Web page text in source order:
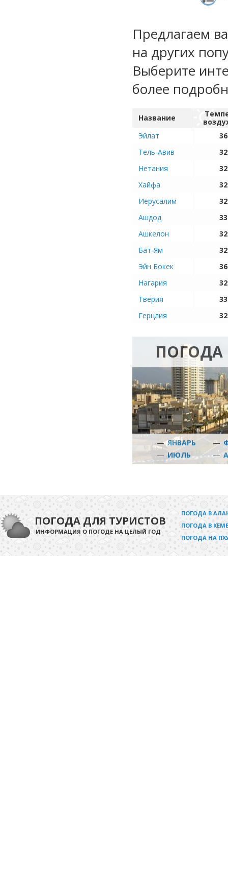
Предлагаем
на других
Выберите
более
Название
Эйлат
Тель-Авив
Нетания
Хайфа
Иерусалим
Ашдод
Ашкелон
Бат-Ям
Эйн Бокек
Нагария
Тверия
Герцлия
ПОГОДА
—ЯНВАРЬ —
— ИЮЛЬ —
ПОГОДА ДЛЯ ТУРИСТОВ
ИНФОРМАЦИЯ О ПОГОДЕ НА ЦЕЛЫЙ ГОД
ПОГОДА В
ПОГОДА В
ПОГОДА НА